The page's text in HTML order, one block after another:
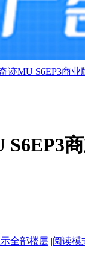
迹MU S6EP3商
S6EP3
全部楼层 |阅读模